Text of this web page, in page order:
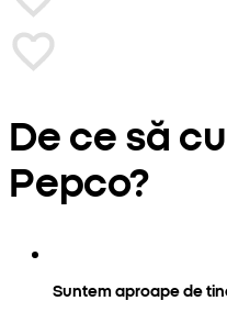
De ce să
Pepco?
Suntem aproape de